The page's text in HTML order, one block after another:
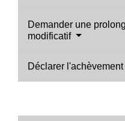
Demander une
modificatif
Déclarer